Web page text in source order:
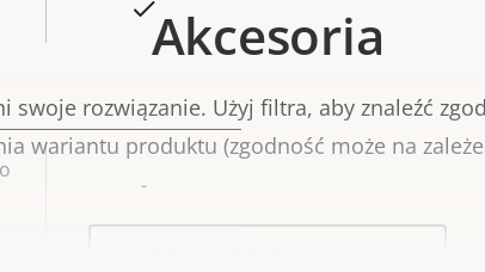
-
nieruchomości
Akcesoria
swoje rozwiązanie. Użyj filtra, aby znaleźć
wariantu produktu (zgodność może na
Select